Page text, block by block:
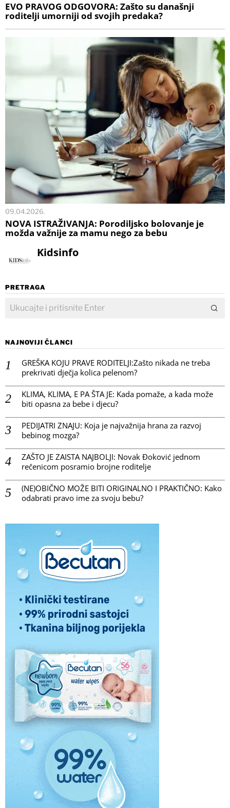
EVO PRAVOG ODGOVORA: Zašto su današnji
roditelji umorniji od svojih predaka?
09.04.2026.
NOVA ISTRAŽIVANJA: Porodiljsko bolovanje je
možda važnije za mamu nego za bebu
Kidsinfo
PRETRAGA
NAJNOVIJI ČLANCI
GREŠKA KOJU PRAVE RODITELJI:Zašto nikada ne treba
prekrivati dječja kolica pelenom?
KLIMA, KLIMA, E PA ŠTA JE: Kada pomaže, a kada može
biti opasna za bebe i djecu?
PEDIJATRI ZNAJU: Koja je najvažnija hrana za razvoj
bebinog mozga?
ZAŠTO JE ZAISTA NAJBOLJI: Novak Đoković jednom
rečenicom posramio brojne roditelje
(NE)OBIČNO MOŽE BITI ORIGINALNO I PRAKTIČNO: Kako
odabrati pravo ime za svoju bebu?